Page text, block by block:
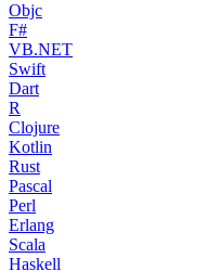
Objc
F#
VB.NET
Swift
Dart
R
Clojure
Kotlin
Rust
Pascal
Perl
Erlang
Scala
Haskell